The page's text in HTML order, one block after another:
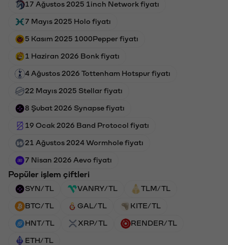
17 Ağustos 2025 1inch Network fiyatı
7 Mayıs 2025 Holo fiyatı
5 Kasım 2025 1000Pepper fiyatı
1 Haziran 2026 Bonk fiyatı
4 Ağustos 2026 Tottenham Hotspur fiyatı
22 Mayıs 2025 Stellar fiyatı
8 Şubat 2026 Synapse fiyatı
19 Ocak 2026 Band Protocol fiyatı
21 Ağustos 2024 Wormhole fiyatı
7 Nisan 2026 Aevo fiyatı
Popüler işlem çiftleri
SYN/TL VANRY/TL TLM/TL
BTC/TL GAL/TL KITE/TL
HNT/TL XRP/TL RENDER/TL
ETH/TL